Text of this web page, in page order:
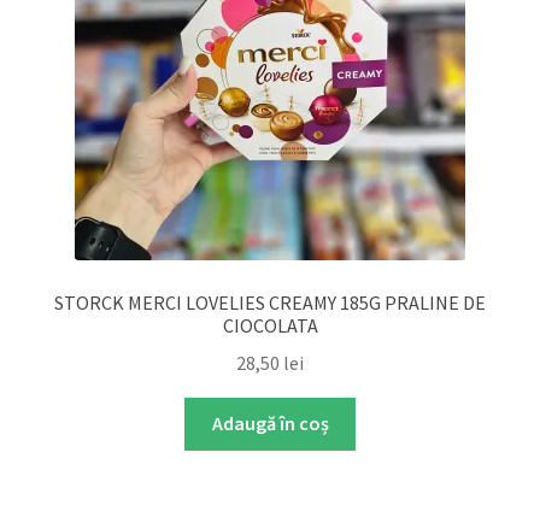
STORCK MERCI LOVELIES CREAMY 185G PRALINE DE
CIOCOLATA
28,50 lei
Adaugă în coș